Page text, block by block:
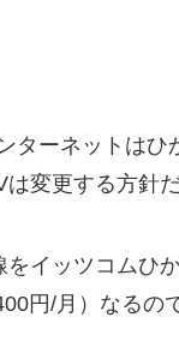
ターネットはひ
変更する方針だ
をイッツコムひ
円/月）なるの